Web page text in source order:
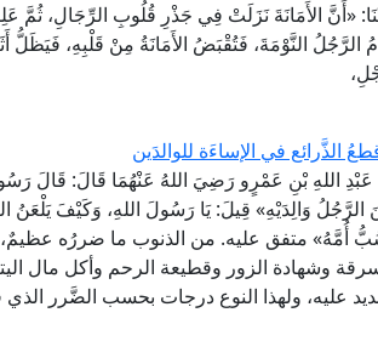
«أَنَّ الأَمَانَةَ نَزَلَتْ فِي جَذْرِ قُلُوبِ الرِّجَالِ، ثُمَّ
الرَّجُلُ النَّوْمَةَ، فَتُقْبَضُ الأَمَانَةُ مِنْ قَلْبِهِ، فَيَظَلُّ
الذَّرائع في الإساءَة للوالدَين
اللهِ بْنِ عَمْرٍو رَضِيَ اللهُ عَنْهُمَا قَالَ: قَالَ
الرَّجُلُ وَالِدَيْهِ» قِيلَ: يَا رَسُولَ اللهِ، وَكَيْفَ
أُمَّهُ» متفق عليه. من الذنوب ما ضررُه عظيمٌ،
وشهادة الزور وقطيعة الرحم وأكل مال
عليه، ولهذا النوع درجات بحسب الضَّرر